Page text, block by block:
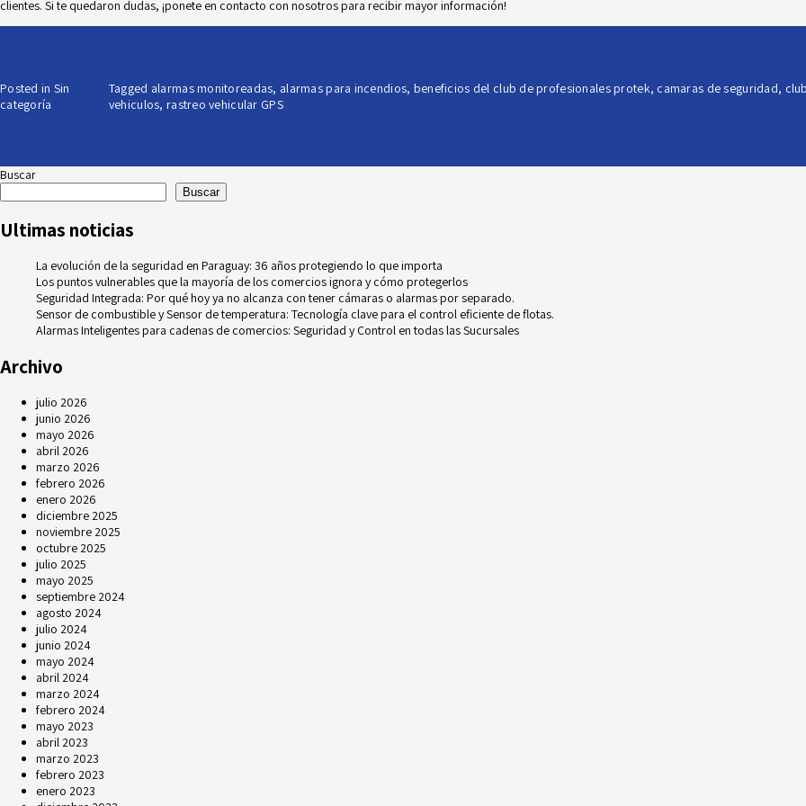
clientes. Si te quedaron dudas, ¡ponete en contacto con nosotrospara recibir mayor información!
Posted in Sin
categoría
Tagged alarmas monitoreadas, alarmas para incendios, beneficios del club de profesionales protek, camaras de seguridad,
vehiculos, rastreo vehicular GPS
Buscar
Buscar
Ultimas noticias
La evolución de la seguridad en Paraguay: 36 años protegiendo lo que importa
Los puntos vulnerables que la mayoría de los comercios ignora y cómo protegerlos
Seguridad Integrada: Por qué hoy ya no alcanza con tener cámaras o alarmas por separado.
Sensor de combustible y Sensor de temperatura: Tecnología clave para el control eficiente de flotas.
Alarmas Inteligentes para cadenas de comercios: Seguridad y Control en todas las Sucursales
Archivo
julio 2026
junio 2026
mayo 2026
abril 2026
marzo 2026
febrero 2026
enero 2026
diciembre 2025
noviembre 2025
octubre 2025
julio 2025
mayo 2025
septiembre 2024
agosto 2024
julio 2024
junio 2024
mayo 2024
abril 2024
marzo 2024
febrero 2024
mayo 2023
abril 2023
marzo 2023
febrero 2023
enero 2023